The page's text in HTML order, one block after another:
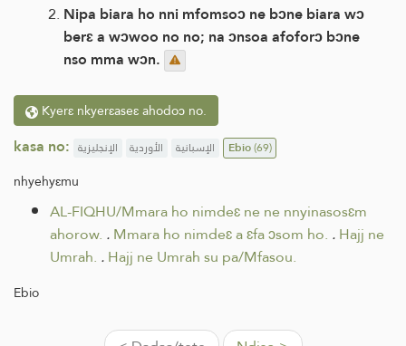
Nipa biara ho nni mfomsoɔ ne bɔne biara wɔ
berɛ a wɔwoo no no; na ɔnsoa afoforɔ bɔne
nso mma wɔn.
Kyerɛ nkyerɛaseɛ ahodoɔ no.
kasa no: الإنجليزية الأوردية الإسبانية Ebio(69)
nhyehyɛmu
AL-FIQHU/Mmara ho nimdeɛ ne ne nnyinasosɛm
ahorow. .Mmara ho nimdeɛ a ɛfa ɔsom ho. .Hajj ne
Umrah. .Hajj ne Umrah su pa/Mfasou.
Ebio